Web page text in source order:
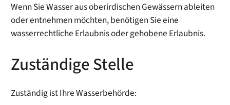
Wenn Sie Wasser aus oberirdischen Gewässern ableiten
oder entnehmen möchten, benötigen Sie eine
wasserrechtliche Erlaubnis oder gehobene Erlaubnis.
Zuständige Stelle
Zuständig ist Ihre Wasserbehörde: